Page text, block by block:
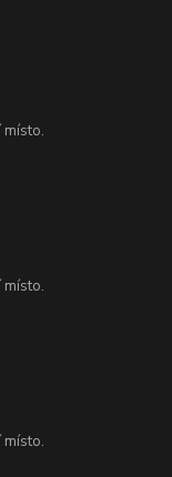
místo.
místo.
místo.